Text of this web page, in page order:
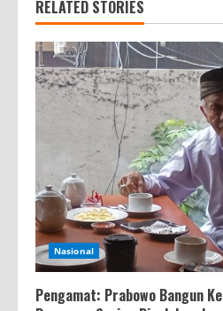
RELATED STORIES
Nasional
Pengamat: Prabowo Bangun